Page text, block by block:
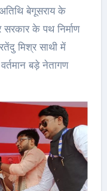
बेगूसराय के
सरकार के पथ निर्माण
मिश्र साथी में
बड़े नेतागण